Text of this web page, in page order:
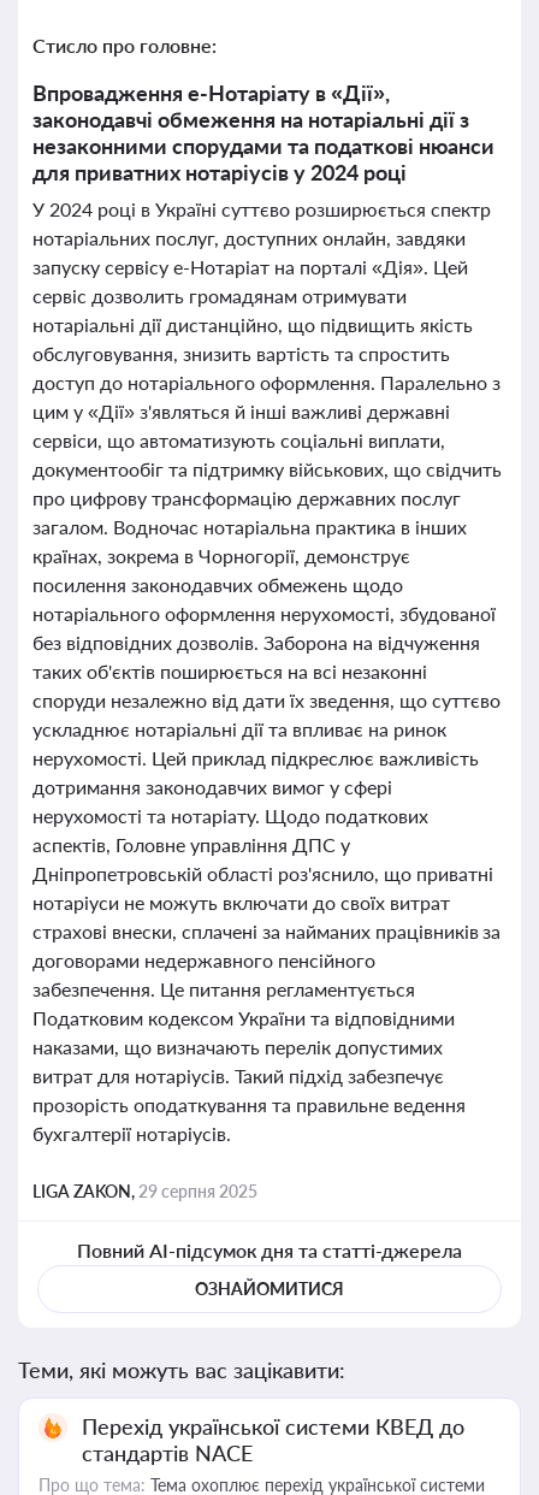
Стисло про головне:
Впровадження е-Нотаріату в «Дії»,
законодавчі обмеження на нотаріальні дії з
незаконними спорудами та податкові нюанси
для приватних нотаріусів у 2024 році
У 2024 році в Україні суттєво розширюється спектр
нотаріальних послуг, доступних онлайн, завдяки
запуску сервісу е-Нотаріат на порталі «Дія». Цей
сервіс дозволить громадянам отримувати
нотаріальні дії дистанційно, що підвищить якість
обслуговування, знизить вартість та спростить
доступ до нотаріального оформлення. Паралельно з
цим у «Дії» з'являться й інші важливі державні
сервіси, що автоматизують соціальні виплати,
документообіг та підтримку військових, що свідчить
про цифрову трансформацію державних послуг
загалом. Водночас нотаріальна практика в інших
країнах, зокрема в Чорногорії, демонструє
посилення законодавчих обмежень щодо
нотаріального оформлення нерухомості, збудованої
без відповідних дозволів. Заборона на відчуження
таких об'єктів поширюється на всі незаконні
споруди незалежно від дати їх зведення, що суттєво
ускладнює нотаріальні дії та впливає на ринок
нерухомості. Цей приклад підкреслює важливість
дотримання законодавчих вимог у сфері
нерухомості та нотаріату. Щодо податкових
аспектів, Головне управління ДПС у
Дніпропетровській області роз'яснило, що приватні
нотаріуси не можуть включати до своїх витрат
страхові внески, сплачені за найманих працівників за
договорами недержавного пенсійного
забезпечення. Це питання регламентується
Податковим кодексом України та відповідними
наказами, що визначають перелік допустимих
витрат для нотаріусів. Такий підхід забезпечує
прозорість оподаткування та правильне ведення
бухгалтерії нотаріусів.
LIGA ZAKON, 29 серпня 2025
Повний AI-підсумок дня та статті-джерела
ОЗНАЙОМИТИСЯ
Теми, які можуть вас зацікавити:
Перехід української системи КВЕД до
стандартів NACE
Про що тема: Тема охоплює перехід української системи